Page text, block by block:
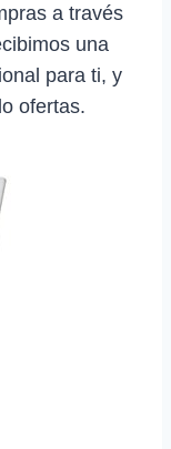
a través
una
para ti, y
ofertas.